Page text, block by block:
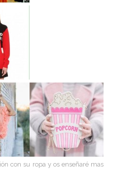
con su ropa y os enseñaré mas